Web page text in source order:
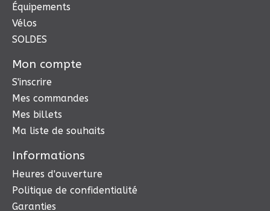
Équipements
Vélos
SOLDES
Mon compte
S'inscrire
Mes commandes
Mes billets
Ma liste de souhaits
Informations
Heures d'ouverture
Politique de confidentialité
Garanties